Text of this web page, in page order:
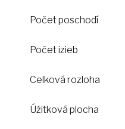
Počet poschodí
Počet izieb
Celková rozloha
Úžitková plocha